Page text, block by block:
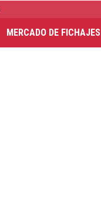
MERCADO DE FICHAJES